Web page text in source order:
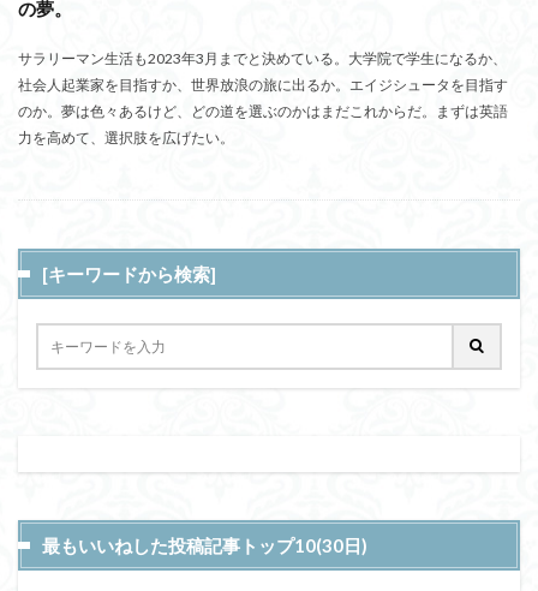
の夢。
サラリーマン生活も2023年3月までと決めている。大学院で学生になるか、
社会人起業家を目指すか、世界放浪の旅に出るか。エイジシュータを目指す
のか。夢は色々あるけど、どの道を選ぶのかはまだこれからだ。まずは英語
力を高めて、選択肢を広げたい。
[キーワードから検索]
最もいいねした投稿記事トップ10(30日)